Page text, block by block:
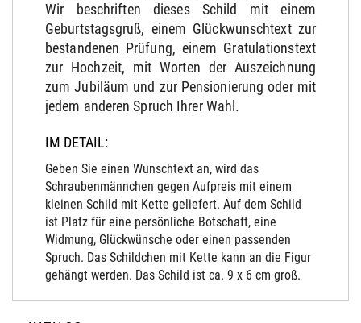
Wir beschriften dieses Schild mit einem
Geburtstagsgruß, einem Glückwunschtext zur
bestandenen Prüfung, einem Gratulationstext
zur Hochzeit, mit Worten der Auszeichnung
zum Jubiläum und zur Pensionierung oder mit
jedem anderen Spruch Ihrer Wahl.
IM DETAIL:
Geben Sie einen Wunschtext an, wird das
Schraubenmännchen gegen Aufpreis mit einem
kleinen Schild mit Kette geliefert. Auf dem Schild
ist Platz für eine persönliche Botschaft, eine
Widmung, Glückwünsche oder einen passenden
Spruch. Das Schildchen mit Kette kann an die Figur
gehängt werden. Das Schild ist ca. 9 x 6 cm groß.